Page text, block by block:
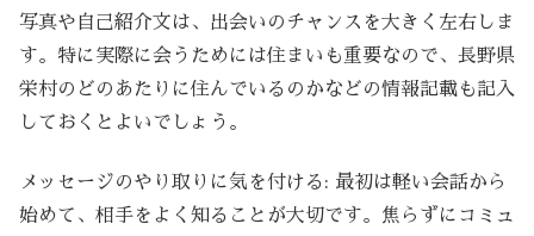
写真や自己紹介文は、出会いのチャンスを大きく左右しま
す。特に実際に会うためには住まいも重要なので、長野県
栄村のどのあたりに住んでいるのかなどの情報記載も記入
しておくとよいでしょう。
メッセージのやり取りに気を付ける: 最初は軽い会話から
始めて、相手をよく知ることが大切です。焦らずにコミュ